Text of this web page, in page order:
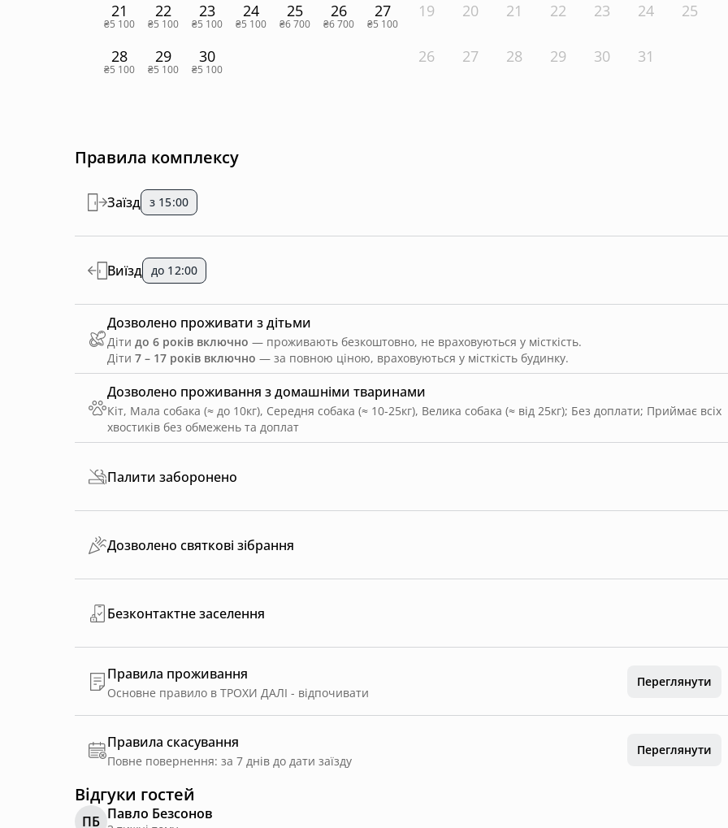
21
₴5 100
22
₴5 100
23
₴5 100
24
₴5 100
25
₴6 700
26
₴6 700
27
₴5 100
28
₴5 100
29
₴5 100
30
₴5 100
19 20 21 22 23 24 25
26 27 28 29 30 31
Правила комплексу
Дозволено проживання з домашніми тваринами
Кіт, Мала собака (≈ до 10кг), Середня собака (≈ 10-25кг), Велика собака (≈ від 25кг); Без доплати; Приймає всіх
хвостиків без обмежень та доплат
Заїзд з 15:00
Виїзд до 12:00
Дозволено проживати з дітьми
Діти до 6 років включно — проживають безкоштовно, не враховуються у місткість.
Діти 7 – 17 років включно — за повною ціною, враховуються у місткість будинку.
Палити заборонено
Дозволено святкові зібрання
Безконтактне заселення
Правила проживання
Основне правило в ТРОХИ ДАЛІ - відпочивати
Переглянути
Правила скасування
Повне повернення: за 7 днів до дати заїзду
Переглянути
Відгуки гостей
ПБ Павло Безсонов